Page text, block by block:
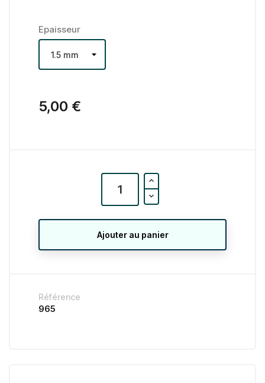
Epaisseur
5,00 €
Ajouter au panier
Référence
965